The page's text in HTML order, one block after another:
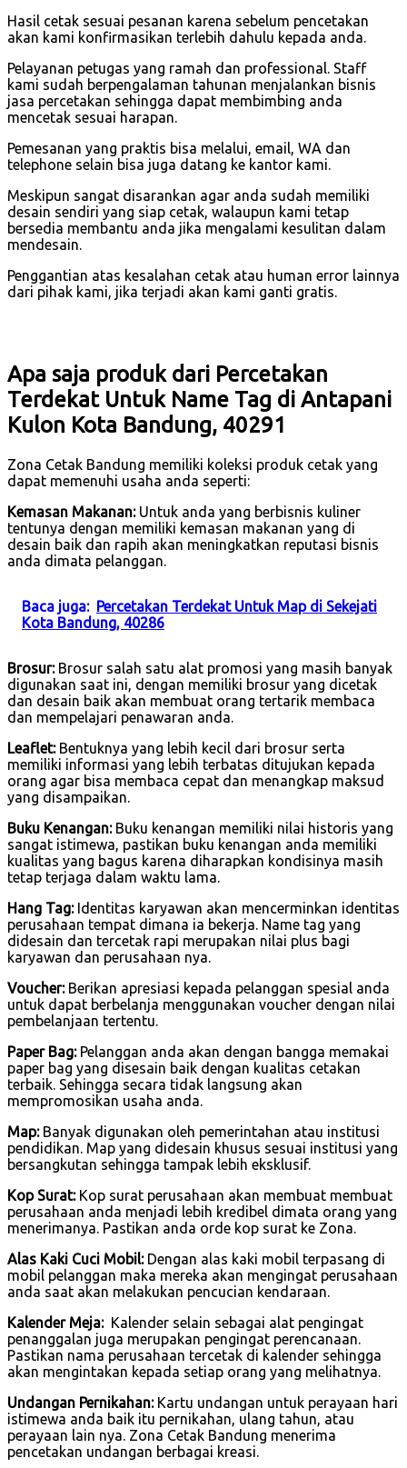
Hasil cetak sesuai pesanan karena sebelum pencetakan
akan kami konfirmasikan terlebih dahulu kepada anda.
Pelayanan petugas yang ramah dan professional. Staff
kami sudah berpengalaman tahunan menjalankan bisnis
jasa percetakan sehingga dapat membimbing anda
mencetak sesuai harapan.
Pemesanan yang praktis bisa melalui, email, WA dan
telephone selain bisa juga datang ke kantor kami.
Meskipun sangat disarankan agar anda sudah memiliki
desain sendiri yang siap cetak, walaupun kami tetap
bersedia membantu anda jika mengalami kesulitan dalam
mendesain.
Penggantian atas kesalahan cetak atau human error lainnya
dari pihak kami, jika terjadi akan kami ganti gratis.
Apa saja produk dari Percetakan
Terdekat Untuk Name Tag di Antapani
Kulon Kota Bandung, 40291
Zona Cetak Bandung memiliki koleksi produk cetak yang
dapat memenuhi usaha anda seperti:
Kemasan Makanan:Untuk anda yang berbisnis kuliner
tentunya dengan memiliki kemasan makanan yang di
desain baik dan rapih akan meningkatkan reputasi bisnis
anda dimata pelanggan.
Baca juga: Percetakan Terdekat Untuk Map di Sekejati
Kota Bandung, 40286
Brosur:Brosur salah satu alat promosi yang masih banyak
digunakan saat ini, dengan memiliki brosur yang dicetak
dan desain baik akan membuat orang tertarik membaca
dan mempelajari penawaran anda.
Leaflet:Bentuknya yang lebih kecil dari brosur serta
memiliki informasi yang lebih terbatas ditujukan kepada
orang agar bisa membaca cepat dan menangkap maksud
yang disampaikan.
Buku Kenangan:Buku kenangan memiliki nilai historis yang
sangat istimewa, pastikan buku kenangan anda memiliki
kualitas yang bagus karena diharapkan kondisinya masih
tetap terjaga dalam waktu lama.
Hang Tag:Identitas karyawan akan mencerminkan identitas
perusahaan tempat dimana ia bekerja. Name tag yang
didesain dan tercetak rapi merupakan nilai plus bagi
karyawan dan perusahaan nya.
Voucher:Berikan apresiasi kepada pelanggan spesial anda
untuk dapat berbelanja menggunakan voucher dengan nilai
pembelanjaan tertentu.
Paper Bag:Pelanggan anda akan dengan bangga memakai
paper bag yang disesain baik dengan kualitas cetakan
terbaik. Sehingga secara tidak langsung akan
mempromosikan usaha anda.
Map:Banyak digunakan oleh pemerintahan atau institusi
pendidikan. Map yang didesain khusus sesuai institusi yang
bersangkutan sehingga tampak lebih eksklusif.
Kop Surat:Kop surat perusahaan akan membuat membuat
perusahaan anda menjadi lebih kredibel dimata orang yang
menerimanya. Pastikan anda orde kop surat ke Zona.
Alas Kaki Cuci Mobil:Dengan alas kaki mobil terpasang di
mobil pelanggan maka mereka akan mengingat perusahaan
anda saat akan melakukan pencucian kendaraan.
Kalender Meja:Kalender selain sebagai alat pengingat
penanggalan juga merupakan pengingat perencanaan.
Pastikan nama perusahaan tercetak di kalender sehingga
akan mengintakan kepada setiap orang yang melihatnya.
Undangan Pernikahan:Kartu undangan untuk perayaan hari
istimewa anda baik itu pernikahan, ulang tahun, atau
perayaan lain nya. Zona Cetak Bandung menerima
pencetakan undangan berbagai kreasi.